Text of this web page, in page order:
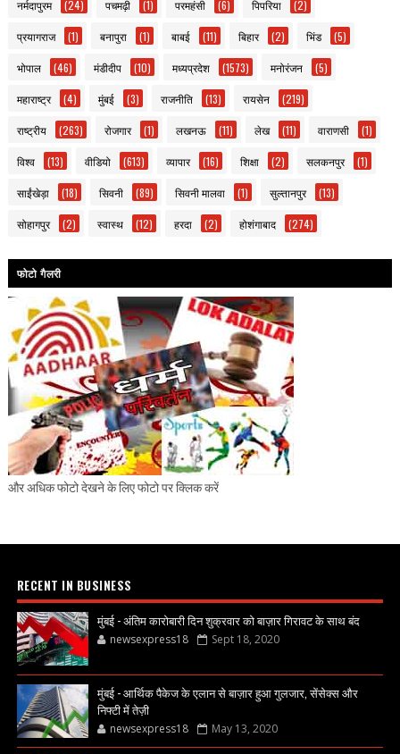
नर्मदापुरम (24) पचमढ़ी (1) परमहंसी (6) पिपरिया (2)
प्रयागराज (1) बनापुरा (1) बाबई (11) बिहार (2) भिंड (5)
भोपाल (46) मंडीदीप (10) मध्यप्रदेश (1573) मनोरंजन (5)
महाराष्ट्र (4) मुंबई (3) राजनीति (13) रायसेन (219)
राष्ट्रीय (263) रोजगार (1) लखनऊ (11) लेख (11) वाराणसी (1)
विश्व (13) वीडियो (613) व्यापार (16) शिक्षा (2) सलकनपुर (1)
साईंखेड़ा (18) सिवनी (89) सिवनी मालवा (1) सुल्तानपुर (13)
सोहागपुर (2) स्वास्थ (12) हरदा (2) होशंगाबाद (274)
फोटो गैलरी
और अधिक फोटो देखने के लिए फोटो पर क्लिक करें
RECENT IN BUSINESS
मुंबई - अंतिम कारोबारी दिन शुक्रवार को बाज़ार गिरावट के साथ बंद
newsexpress18 Sept 18, 2020
मुंबई - आर्थिक पैकेज के एलान से बाज़ार हुआ गुलजार, सेंसेक्स और
निफ्टी में तेज़ी
newsexpress18 May 13, 2020